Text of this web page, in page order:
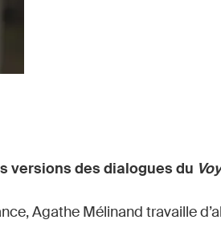
versions des dialogues du
Agathe Mélinand travaille